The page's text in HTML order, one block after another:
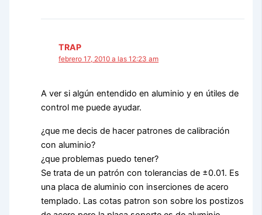
TRAP
febrero 17, 2010 a las 12:23 am
A ver si algún entendido en aluminio y en útiles de
control me puede ayudar.
¿que me decis de hacer patrones de calibración
con aluminio?
¿que problemas puedo tener?
Se trata de un patrón con tolerancias de ±0.01. Es
una placa de aluminio con inserciones de acero
templado. Las cotas patron son sobre los postizos